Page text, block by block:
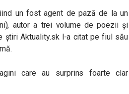
un fost agent de pază de la un
autor a trei volume de poezii și
știri Aktuality.sk l-a citat pe fiul său
care au surprins foarte clar